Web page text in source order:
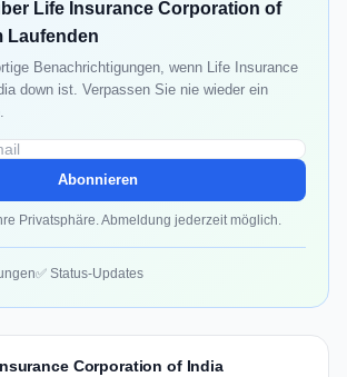
Life Insurance Corporation of
Laufenden
Benachrichtigungen, wenn Life Insurance
down ist. Verpassen Sie nie wieder ein
Abonnieren
Privatsphäre. Abmeldung jederzeit möglich.
✅ Status-Updates
Corporation of India